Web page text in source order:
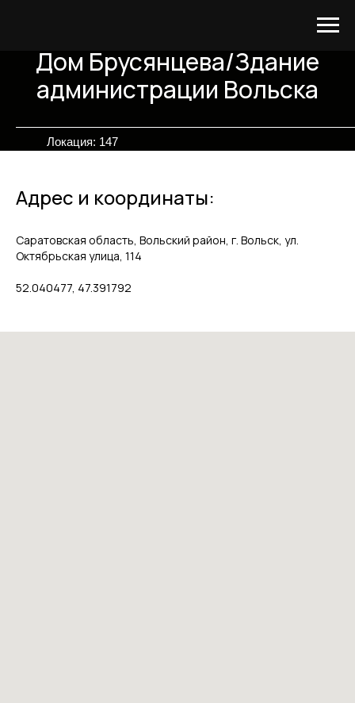
Дом Брусянцева/Здание
администрации Вольска
Локация: 147
Адрес и координаты:
Саратовская область, Вольский район, г. Вольск, ул.
Октябрьская улица, 114
52.040477, 47.391792